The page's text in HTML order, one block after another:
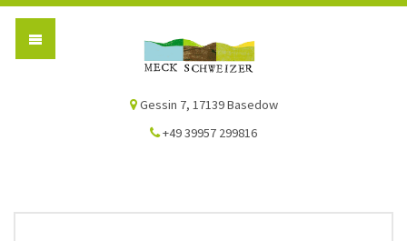
Gessin 7, 17139 Basedow
+49 39957 299816